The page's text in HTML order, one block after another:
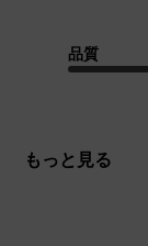
品質
もっと見る